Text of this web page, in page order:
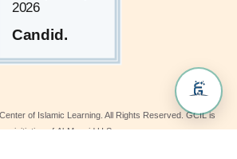
Center of Islamic Learning. All Rights Reserved. GCIL is
an initiative of Al-Mawrid U.S.